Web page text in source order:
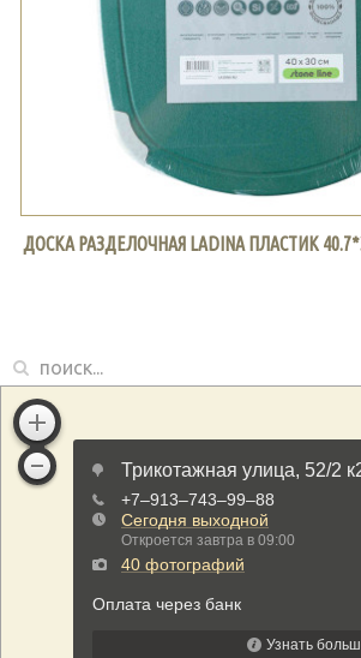
ДОСКА РАЗДЕЛОЧНАЯ LADINA ПЛАСТИК